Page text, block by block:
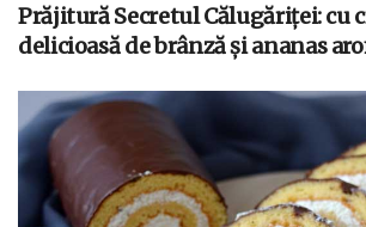
Prăjitură Secretul Călugăriței: cu
delicioasă de brânză și ananas